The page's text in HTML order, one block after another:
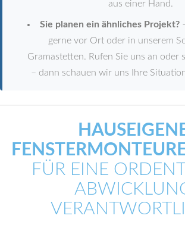
aus einer Hand.
Sie planen ein ähnliches Projekt?
gerne vor Ort oder in unserem
Gramastetten. Rufen Sie uns an oder
– dann schauen wir uns Ihre
FÜR EINE